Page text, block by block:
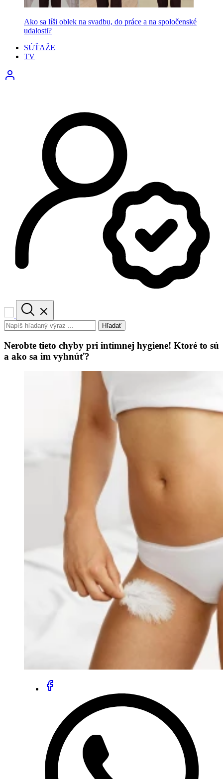
Ako sa líši oblek na svadbu, do práce a na spoločenské
udalosti?
SÚŤAŽE
TV
Hľadať
Nerobte tieto chyby pri intímnej hygiene! Ktoré to sú
a ako sa im vyhnúť?